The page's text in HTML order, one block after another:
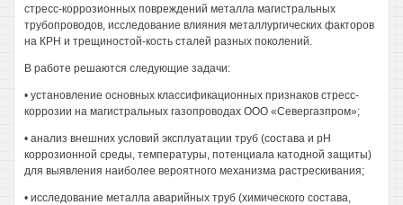
стресс-коррозионных повреждений металла магистральных
трубопроводов, исследование влияния металлургических факторов
на КРН и трещиностой-кость сталей разных поколений.
В работе решаются следующие задачи:
• установление основных классификационных признаков стресс-
коррозии на магистральных газопроводах ООО «Севергазпром»;
• анализ внешних условий эксплуатации труб (состава и рН
коррозионной среды, температуры, потенциала катодной защиты)
для выявления наиболее вероятного механизма растрескивания;
• исследование металла аварийных труб (химического состава,